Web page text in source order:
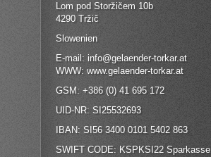
Lom pod Storžičem 10b
4290 Tržič
Slowenien
E-mail: info@gelaender-torkar.at
WWW: www.gelaender-torkar.at
GSM: +386 (0) 41 695 172
UID-NR: SI25532693
IBAN: SI56 3400 0101 5402 863
SWIFT CODE: KSPKSI22 Sparkasse